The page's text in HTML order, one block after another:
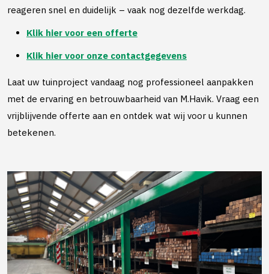
reageren snel en duidelijk – vaak nog dezelfde werkdag.
Klik hier voor een offerte
Klik hier voor onze contactgegevens
Laat uw tuinproject vandaag nog professioneel aanpakken
met de ervaring en betrouwbaarheid van M.Havik. Vraag een
vrijblijvende offerte aan en ontdek wat wij voor u kunnen
betekenen.